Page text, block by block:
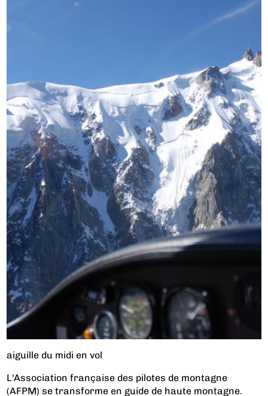
aiguille du midi en vol
L'Association française des pilotes de montagne
(AFPM) se transforme en guide de haute montagne.